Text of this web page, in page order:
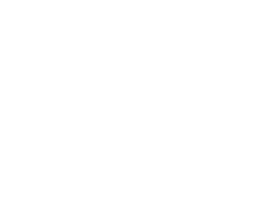
en PET recyclé pour homme.